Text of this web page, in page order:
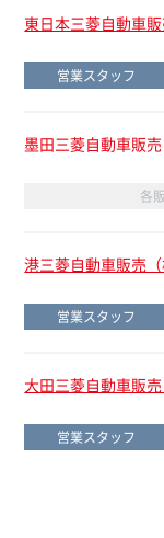
東日本三菱自動車販
営業スタッフ
墨田三菱自動車販売
各
港三菱自動車販売（
営業スタッフ
大田三菱自動車販売
営業スタッフ